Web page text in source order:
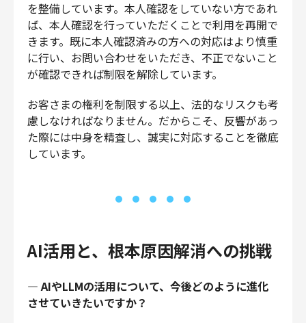
を整備しています。本人確認をしていない方であれ
ば、本人確認を行っていただくことで利用を再開で
きます。既に本人確認済みの方への対応はより慎重
に行い、お問い合わせをいただき、不正でないこと
が確認できれば制限を解除しています。
お客さまの権利を制限する以上、法的なリスクも考
慮しなければなりません。だからこそ、反響があっ
た際には中身を精査し、誠実に対応することを徹底
しています。
AI活用と、根本原因解消への挑戦
—AIやLLMの活用について、今後どのように進化
させていきたいですか？